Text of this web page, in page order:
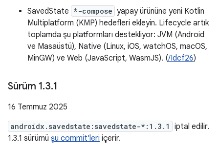
SavedState *-compose yapay ürününe yeni Kotlin
Multiplatform (KMP) hedefleri ekleyin. Lifecycle artık
toplamda şu platformları destekliyor: JVM (Android
ve Masaüstü), Native (Linux, iOS, watchOS, macOS,
MinGW) ve Web (JavaScript, WasmJS). (/Idcf26)
Sürüm 1.3.1
16 Temmuz 2025
androidx.savedstate:savedstate-*:1.3.1
iptal edilir.
1.3.1 sürümü şu commit'leri içerir.